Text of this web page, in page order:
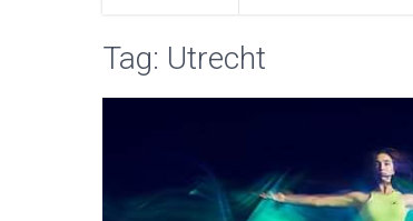
Tag: Utrecht